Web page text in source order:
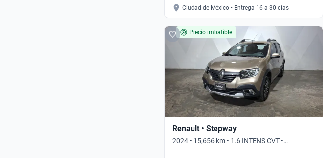
Ciudad de México • Entrega 16 a 30 días
Precio imbatible
Renault • Stepway
2024 • 15,656 km • 1.6 INTENS CVT •
Automático